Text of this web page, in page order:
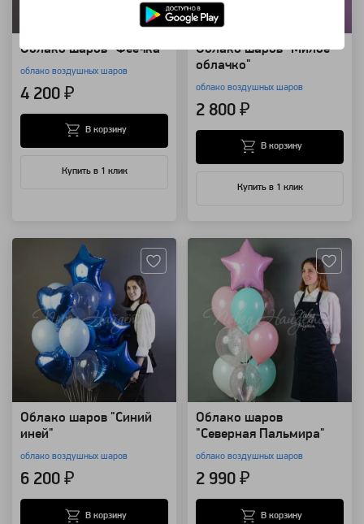
Облако шаров "Феечка"
облако воздушных шаров
4 200 ₽
Купить в 1 клик
В корзину
Облако шаров "Милое
облачко"
облако воздушных шаров
2 800 ₽
Купить в 1 клик
В корзину
Облако шаров "Синий
иней"
облако воздушных шаров
6 200 ₽
В корзину
Облако шаров
"Северная Пальмира"
облако воздушных шаров
2 990 ₽
В корзину